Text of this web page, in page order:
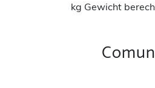
kg Gewicht